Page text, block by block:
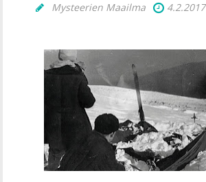
Mysteerien Maailma 4.2.2017